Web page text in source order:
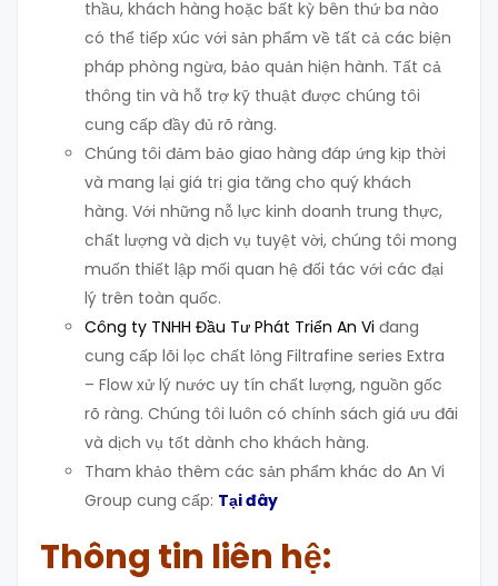
thầu, khách hàng hoặc bất kỳ bên thứ ba nào
có thể tiếp xúc với sản phẩm về tất cả các biện
pháp phòng ngừa, bảo quản hiện hành. Tất cả
thông tin và hỗ trợ kỹ thuật được chúng tôi
cung cấp đầy đủ rõ ràng.
Chúng tôi đảm bảo giao hàng đáp ứng kịp thời
và mang lại giá trị gia tăng cho quý khách
hàng. Với những nỗ lực kinh doanh trung thực,
chất lượng và dịch vụ tuyệt vời, chúng tôi mong
muốn thiết lập mối quan hệ đối tác với các đại
lý trên toàn quốc.
Công ty TNHH Đầu Tư Phát Triển An Vi đang
cung cấp lõi lọc chất lỏng Filtrafine series Extra
– Flow xử lý nước uy tín chất lượng, nguồn gốc
rõ ràng. Chúng tôi luôn có chính sách giá ưu đãi
và dịch vụ tốt dành cho khách hàng.
Tham khảo thêm các sản phẩm khác do An Vi
Group cung cấp: Tại đây
Thông tin liên hệ: